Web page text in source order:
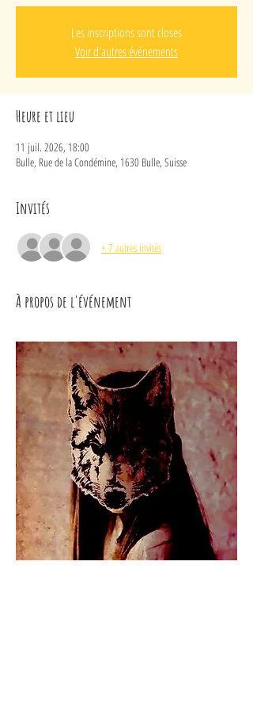
Les inscriptions sont closes
Voir d'autres événements
Heure et lieu
11 juil. 2026, 18:00
Bulle, Rue de la Condémine, 1630 Bulle, Suisse
Invités
+ 7 autres invités
À propos de l'événement